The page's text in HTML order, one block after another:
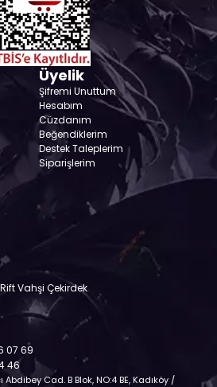
Üyelik
Şifremi Unuttum
Hesabım
Cüzdanım
Beğendiklerim
Destek Taleplerim
Siparişlerim
Vahşi Çekirdek
07 69
46
Cad. B Blok, NO:4 BE, Kadıköy /